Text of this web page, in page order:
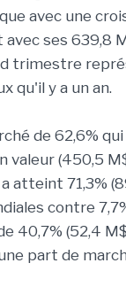
avec une
ses 639,8
trimestre
qu'il y a un an.
de 62,6%
(450,5
atteint 71,3%
contre
40,7% (52,4
part de